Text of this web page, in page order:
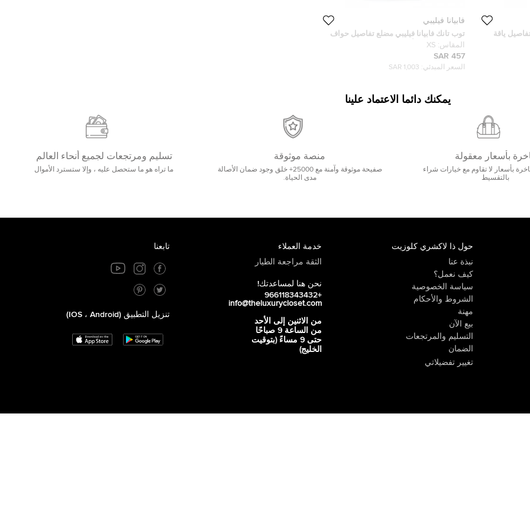
ياقة
فابيانا فيليبي
توب تانك فابيانا فيليبي مضلع تفاصيل حواف
رقبة حرير مغاير أبيض XS
المقاس: XS
457 SAR
السعر المبدئي: 1,003 SAR
يمكنك دائما الاعتماد علينا
بأسعار معقولة
بأسعار لا تقاوم مع خيارات شراء
بالتقسيط
منصة موثوقة
صفيحة موثوقة وآمنة مع 25000+ خلق وجود ضمان الأصالة
مدى الحياة.
تسليم ومرتجعات لجميع أنحاء العالم
ما تراه هو ما ستحصل عليه ، وإلا ستسترد الأموال
حول ذا لاكشري كلوزيت
نبذة عنا
كيف نعمل؟
سياسة الخصوصية
الشروط والأحكام
مهنة
بيع الآن
التسليم والمرتجعات
الضمان
تغيير تفضيلاتي
خدمة العملاء
الثقة مراجعة الطيار
نحن هنا لمساعدتك!
+966118343432
info@theluxurycloset.com
من الاثنين إلى الأحد
من الساعة 9 صباحًا
حتى 9 مساءً (بتوقيت
الخليج)
تابعنا
تنزيل التطبيق (iOS ، Android)